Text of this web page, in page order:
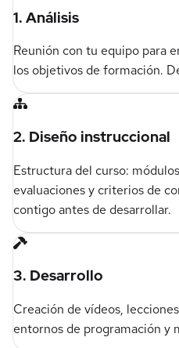
1. Análisis
Reunión con tu equipo para
los objetivos de formación.
2. Diseño instruccional
Estructura del curso:
evaluaciones y criterios de
contigo antes de desarrollar.
3. Desarrollo
Creación de vídeos,
entornos de programación y